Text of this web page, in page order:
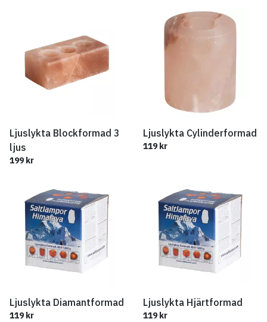
Ljuslykta Blockformad 3
ljus
199 kr
Ljuslykta Cylinderformad
119 kr
Ljuslykta Diamantformad
119 kr
Ljuslykta Hjärtformad
119 kr